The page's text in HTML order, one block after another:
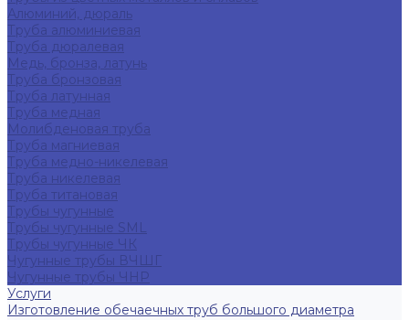
Алюминий, дюраль
Труба алюминиевая
Труба дюралевая
Медь, бронза, латунь
Труба бронзовая
Труба латунная
Труба медная
Молибденовая труба
Труба магниевая
Труба медно-никелевая
Труба никелевая
Труба титановая
Трубы чугунные
Трубы чугунные SML
Трубы чугунные ЧК
Чугунные трубы ВЧШГ
Чугунные трубы ЧНР
Услуги
Изготовление обечаечных труб большого диаметра